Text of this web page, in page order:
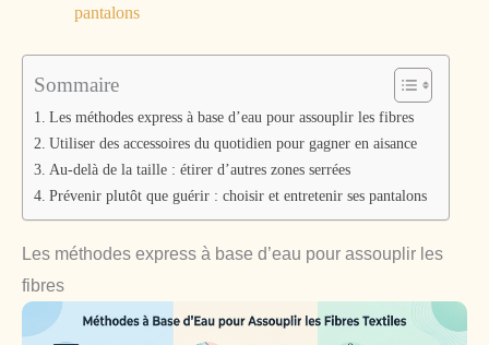
pantalons
Sommaire
Les méthodes express à base d’eau pour assouplir les fibres
Utiliser des accessoires du quotidien pour gagner en aisance
Au-delà de la taille : étirer d’autres zones serrées
Prévenir plutôt que guérir : choisir et entretenir ses pantalons
Les méthodes express à base d’eau pour assouplir les
fibres